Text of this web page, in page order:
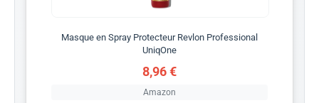
Masque en Spray Protecteur Revlon Professional
UniqOne
8,96 €
Amazon